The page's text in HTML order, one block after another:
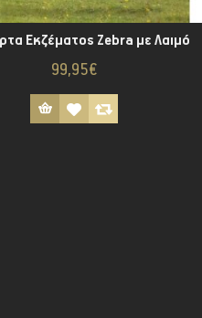
Εκζέματος Zebra με Λαιμό
99,95€